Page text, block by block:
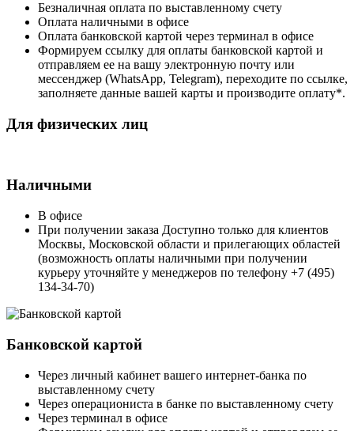
Безналичная оплата по выставленному счету
Оплата наличными в офисе
Оплата банковской картой через терминал в офисе
Формируем ссылку для оплаты банковской картой и
отправляем ее на вашу электронную почту или
мессенджер (WhatsApp, Telegram), переходите по ссылке,
заполняете данные вашей карты и производите оплату*.
Для физических лиц
Наличными
В офисе
При получении заказа Доступно только для клиентов
Москвы, Московской области и прилегающих областей
(возможность оплаты наличными при получении
курьеру уточняйте у менеджеров по телефону +7 (495)
134-34-70)
Банковской картой
Через личный кабинет вашего интернет-банка по
выставленному счету
Через операциониста в банке по выставленному счету
Через терминал в офисе